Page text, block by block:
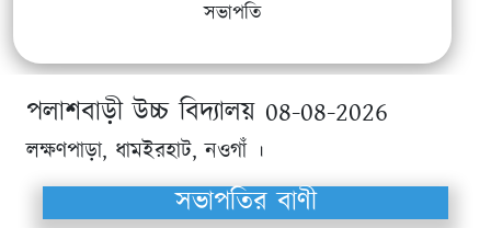
সভাপতি
পলাশবাড়ী উচ্চ বিদ্যালয় 08-08-2026
লক্ষণপাড়া, ধামইরহাট, নওগাঁ ।
সভাপতির বাণী